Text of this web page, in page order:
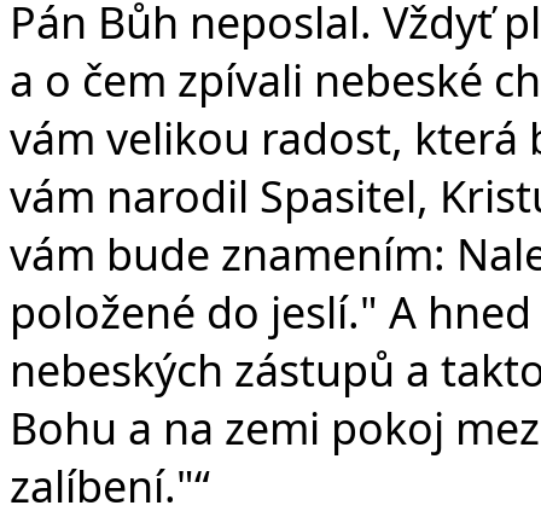
Pán Bůh neposlal. Vždyť
a o čem zpívali nebeské
vám velikou radost, která
vám narodil Spasitel,
vám bude znamením:
položené do jeslí." A
nebeských zástupů a
Bohu a na zemi pokoj
zalíbení."“